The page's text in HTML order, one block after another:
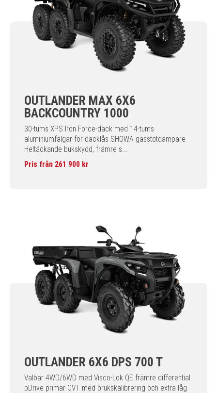
OUTLANDER MAX 6X6
BACKCOUNTRY 1000
30-tums XPS Iron Force-däck med 14-tums
aluminiumfälgar för däcklås SHOWA gasstötdämpare
Heltäckande bukskydd, främre s...
Pris från 261 900 kr
OUTLANDER 6X6 DPS 700 T
Valbar 4WD/6WD med Visco-Lok QE främre differential
pDrive primär-CVT med brukskalibrering och extra låg